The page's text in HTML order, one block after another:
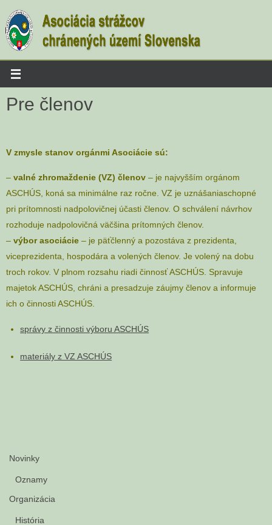
to
content
Pre členov
V zmysle stanov orgánmi Asociácie sú:
– valné zhromaždenie (VZ) členov – je najvyšším orgánom
ASCHÚS, koná sa minimálne raz ročne. VZ je uznášaniaschopné
pri prítomnosti nadpolovičnej účasti členov. O schválení návrhov
rozhoduje nadpolovičná väčšina prítomných členov.
– výbor asociácie – je päťčlenný a pozostáva z prezidenta,
viceprezidenta, hospodára a volených členov. Je volený na dobu
troch rokov. V plnom rozsahu riadi činnosť ASCHÚS. Spravuje
majetok ASCHÚS, chráni a presadzuje záujmy členov a informuje
ich o činnosti ASCHÚS.
správy z činnosti výboru ASCHÚS
materiály z VZ ASCHÚS
Novinky
Oznamy
Organizácia
História